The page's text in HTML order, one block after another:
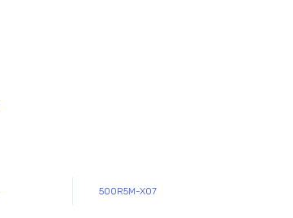
500R5M-X07